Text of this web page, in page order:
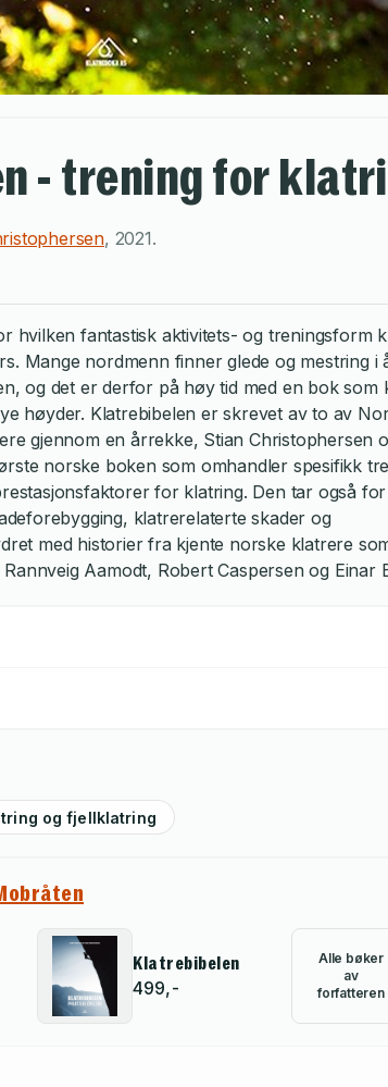
- trening for
, 2021.
hvilken fantastisk aktivitets- og treningsform
Mange nordmenn finner glede og mestring i
og det er derfor på høy tid med en bok som
høyder. Klatrebibelen er skrevet av to av
gjennom en årrekke, Stian Christophersen
norske boken som omhandler spesifikk
for klatring. Den tar også
klatrerelaterte skader og
med historier fra kjente norske klatrere
Aamodt, Robert Caspersen og Einar
og fjellklatring
Klatrebibelen
499,-
Alle bøker
av
forfatteren